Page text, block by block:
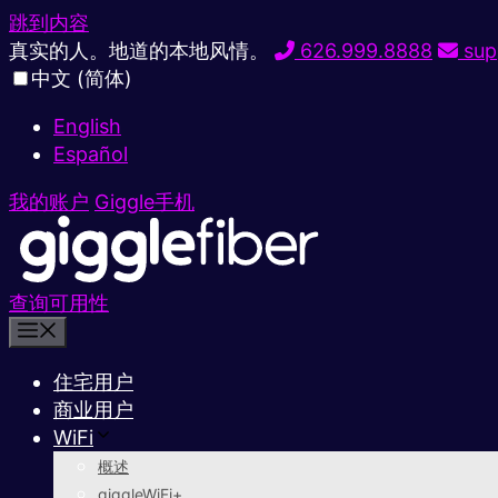
跳到内容
真实的人。地道的本地风情。
626.999.8888
中文 (简体)
English
Español
我的账户 Giggle手机
查询可用性
住宅用户
商业用户
WiFi
概述
giggleWiFi+